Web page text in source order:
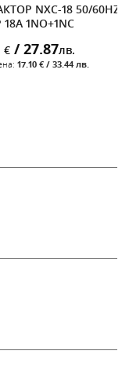
NXC-18 50/60HZ
18A 1NO+1NC
€ / 27.87лв.
17.10 € / 33.44 лв.